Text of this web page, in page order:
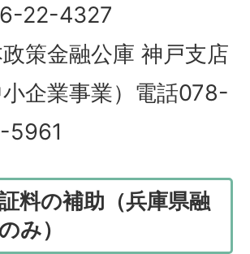
22-4327
政策金融公庫 神戸支店
小企業事業）電話078-
5961
料の補助（兵庫県融
み）